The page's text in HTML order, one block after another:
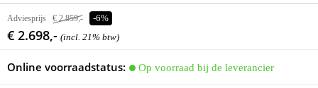
Adviesprijs € 2.859,- -6%
€ 2.698,- (incl. 21% btw)
Online voorraadstatus: Op voorraad bij de leverancier